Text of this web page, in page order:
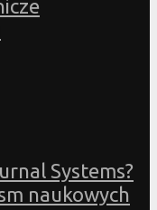
Systems?
naukowych